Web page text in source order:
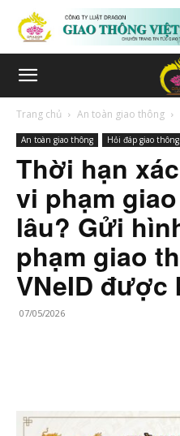
Trang chủ An toàn giao thông
An toàn giao thông Hỏi đáp giao thông
Thời hạn
vi phạm
lâu? Gửi
phạm giao
VNeID được
07/05/2026